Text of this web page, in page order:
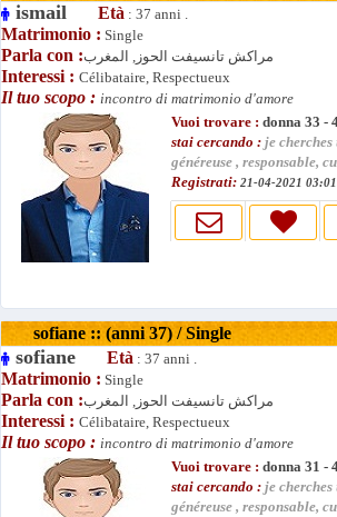
ismail Età : 37 anni .
Matrimonio : Single
Parla con :مراكش تانسيفت الحوز, المغرب
Interessi : Célibataire, Respectueux
Il tuo scopo : incontro di matrimonio d'amore
Vuoi trovare : donna 33 -
stai cercando : je cherches
généreuse , responsable,
Registrati: 21-04-2021
sofiane :: (anni 37) / Single
sofiane Età : 37 anni .
Matrimonio : Single
Parla con :مراكش تانسيفت الحوز, المغرب
Interessi : Célibataire, Respectueux
Il tuo scopo : incontro di matrimonio d'amore
Vuoi trovare : donna 31 -
stai cercando : je cherches
généreuse , responsable,